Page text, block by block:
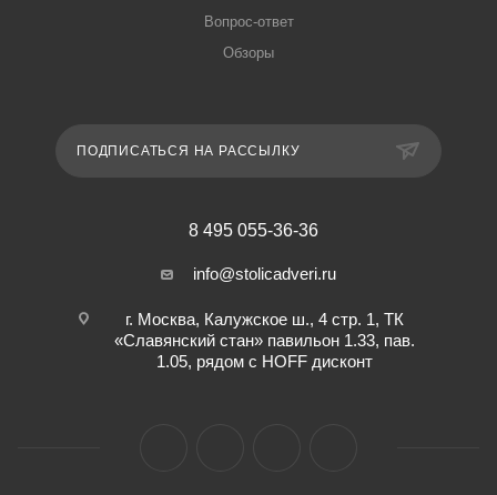
Вопрос-ответ
Обзоры
ПОДПИСАТЬСЯ НА РАССЫЛКУ
8 495 055-36-36
info@stolicadveri.ru
г. Москва, Калужское ш., 4 стр. 1, ТК
«Славянский стан» павильон 1.33, пав.
1.05, рядом с HOFF дисконт